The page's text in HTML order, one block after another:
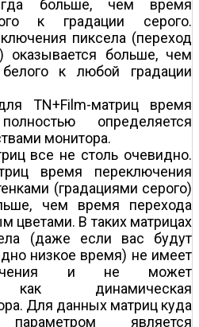
больше, чем время
к градации серого.
пиксела (переход
оказывается больше, чем
к любой градации
TN+Film-матриц время
определяется
монитора.
все не столь очевидно.
время переключения
(градациями серого)
чем время перехода
В таких матрицах
(даже если вас будут
низкое время) не имеет
и не может
как динамическая
Для данных матриц куда
является